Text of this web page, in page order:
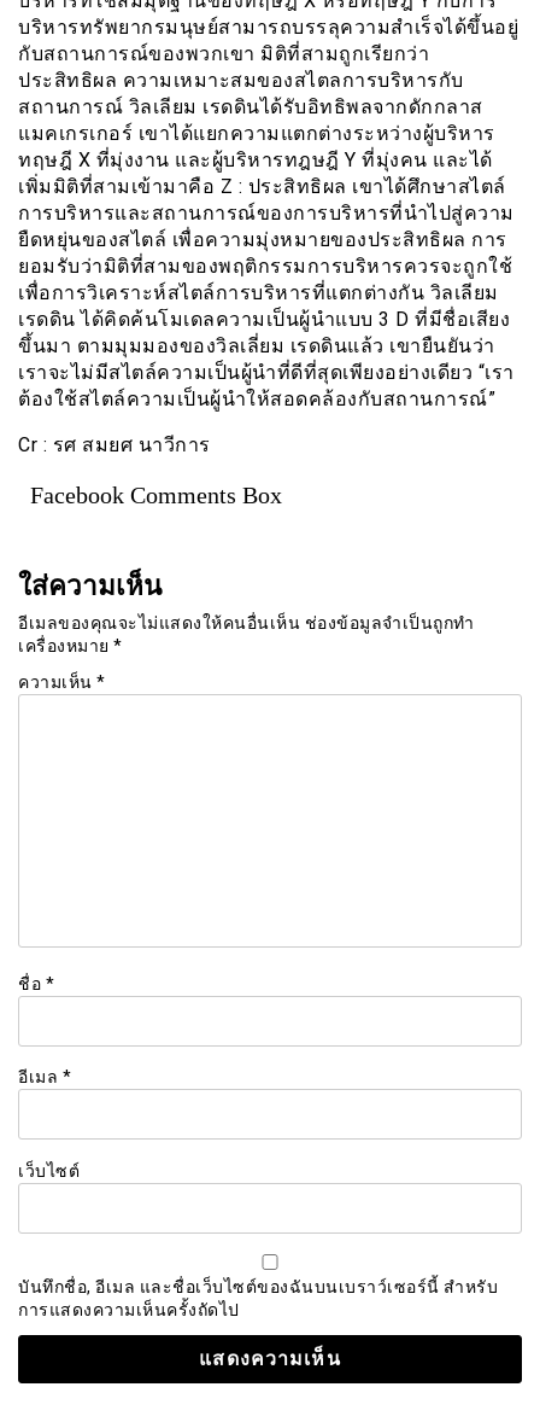
บริหารทรัพยากรมนุษย์สามารถบรรลุความสำเร็จได้ขึ้นอยู่
กับสถานการณ์ของพวกเขา มิติที่สามถูกเรียกว่า
ประสิทธิผล ความเหมาะสมของสไตลการบริหารกับ
สถานการณ์ วิลเลียม เรดดินได้รับอิทธิพลจากดักกลาส
แมคเกรเกอร์ เขาได้แยกความแตกต่างระหว่างผู้บริหาร
ทฤษฎี X ที่มุ่งงาน และผู้บริหารทฎษฎี Y ที่มุ่งคน และได้
เพิ่มมิติที่สามเข้ามาคือ Z : ประสิทธิผล เขาได้ศึกษาสไตล์
การบริหารและสถานการณ์ของการบริหารที่นำไปสู่ความ
ยืดหยุ่นของสไตล์ เพื่อความมุ่งหมายของประสิทธิผล การ
ยอมรับว่ามิติที่สามของพฤติกรรมการบริหารควรจะถูกใช้
เพื่อการวิเคราะห์สไตล์การบริหารที่แตกต่างกัน วิลเลียม
เรดดิน ได้คิดค้นโมเดลความเป็นผู้นำแบบ 3 D ที่มีชื่อเสียง
ขึ้นมา ตามมุมมองของวิลเลี่ยม เรดดินแล้ว เขายืนยันว่า
เราจะไม่มีสไตล์ความเป็นผู้นำที่ดีที่สุดเพียงอย่างเดียว “เรา
ต้องใช้สไตล์ความเป็นผู้นำให้สอดคล้องกับสถานการณ์”
Cr : รศ สมยศ นาวีการ
Facebook Comments Box
ใส่ความเห็น
อีเมลของคุณจะไม่แสดงให้คนอื่นเห็น ช่องข้อมูลจำเป็นถูกทำ
เครื่องหมาย *
ความเห็น *
ชื่อ *
อีเมล *
เว็บไซต์
บันทึกชื่อ, อีเมล และชื่อเว็บไซต์ของฉันบนเบราว์เซอร์นี้ สำหรับ
การแสดงความเห็นครั้งถัดไป